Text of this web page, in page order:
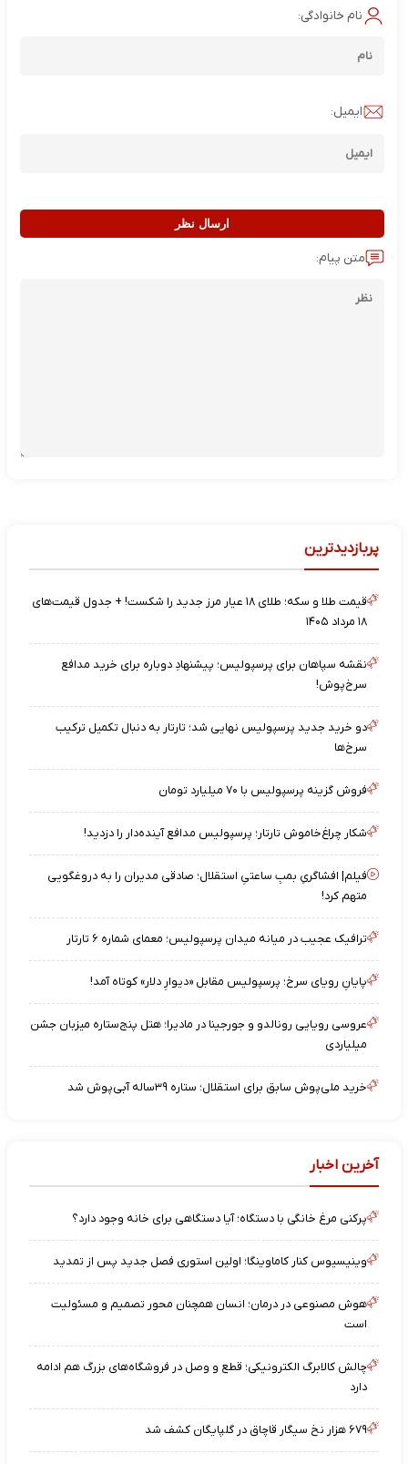
نام خانوادگی:
ایمیل:
ارسال نظر
متن پیام:
پربازدیدترین
قیمت طلا و سکه؛ طلای ۱۸ عیار مرز جدید را شکست! + جدول قیمت‌های
۱۸ مرداد ۱۴۰۵
نقشه‌ سپاهان برای پرسپولیس؛ پیشنهادِ دوباره برای خرید مدافع
سرخ‌پوش!
دو خرید جدید پرسپولیس نهایی شد؛ تارتار به دنبال تکمیل ترکیب
سرخ‌ها
فروش گزینه پرسپولیس با ۷۰ میلیارد تومان
شکار چراغ‌خاموش تارتار؛ پرسپولیس مدافع آینده‌دار را دزدید!
فیلم| افشاگریِ بمبِ ساعتیِ استقلال؛ صادقی مدیران را به دروغگویی
متهم کرد!
ترافیک عجیب در میانه میدان پرسپولیس؛ معمای شماره ۶ تارتار
پایانِ رویای سرخ؛ پرسپولیس مقابل «دیوارِ دلار» کوتاه آمد!
عروسی رویایی رونالدو و جورجینا در مادیرا؛ هتل پنج‌ستاره میزبان جشن
میلیاردی
خرید ملی‌پوش سابق برای استقلال؛ ستاره ۳۹ساله آبی‌پوش شد
آخرین اخبار
پرکنی مرغ خانگی با دستگاه؛ آیا دستگاهی برای خانه وجود دارد؟
وینیسیوس کنار کاماوینگا؛ اولین استوری فصل جدید پس از تمدید
هوش مصنوعی در درمان؛ انسان همچنان محور تصمیم و مسئولیت
است
چالش کالابرگ الکترونیکی؛ قطع و وصل در فروشگاه‌های بزرگ هم ادامه
دارد
۶۷۹ هزار نخ سیگار قاچاق در گلپایگان کشف شد